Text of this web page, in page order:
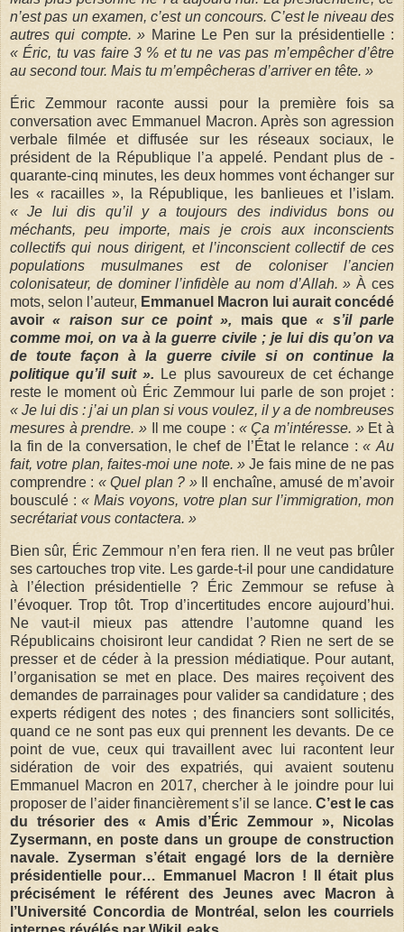
n’est pas un examen, c’est un concours. C’est le niveau des
autres qui compte. » ­Marine Le Pen sur la prési­dentielle :
« Éric, tu vas faire 3 % et tu ne vas pas ­m’empêcher d’être
au second tour. Mais tu m’empêcheras d’arriver en tête. »
Éric Zemmour raconte aussi pour la première fois sa
conversation avec Emmanuel Macron. Après son agression
verbale filmée et diffusée sur les réseaux sociaux, le
président de la République l’a appelé. Pendant plus de ­
quarante-cinq minutes, les deux hommes vont échanger sur
les « racailles », la République, les banlieues et l’islam.
« Je lui dis qu’il y a toujours des individus bons ou
méchants, peu ­importe, mais je crois aux inconscients
collectifs qui nous ­dirigent, et l’inconscient collectif de ces
populations musulmanes est de coloniser l’ancien
colonisateur, de dominer ­l’infidèle au nom d’Allah. » À ces
mots, selon l’auteur, ­Emmanuel Macron lui aurait concédé
avoir« raison sur ce point », mais que« s’il parle
comme moi, on va à la guerre ­civile ; je lui dis qu’on va
de toute façon à la guerre civile si on continue la
politique qu’il suit ». Le plus savoureux de cet échange
reste le moment où Éric Zemmour lui parle de son projet :
« Je lui dis : j’ai un plan si vous voulez, il y a de nombreuses
mesures à prendre. »
Il me coupe : « Ça m’intéresse. »Et à
la fin de la conversation, le chef de l’État le relance :« Au
fait, votre plan, faites-moi une note. » Je fais mine de ne pas
comprendre : « Quel plan ? »Il enchaîne, amusé de m’avoir
bousculé : « Mais voyons, votre plan sur l’immigration, mon
secrétariat vous contactera. »
Bien sûr, Éric Zemmour n’en fera rien. Il ne veut pas brûler
ses cartouches trop vite. Les garde-t-il pour une candi­dature
à l’élection présidentielle ? Éric Zemmour se refuse à
l’évoquer. Trop tôt. Trop d’incertitudes encore aujourd’hui.
Ne vaut-il mieux pas attendre l’automne quand les
Républicains choisiront leur candidat ? Rien ne sert de se
presser et de céder à la pression médiatique. Pour autant,
l’organisation se met en place. Des maires ­reçoivent des
demandes de parrainages pour valider sa candidature ; des
experts rédigent des notes ; des financiers sont sollicités,
quand ce ne sont pas eux qui prennent les ­devants. De ce
point de vue, ceux qui travaillent avec lui ­racontent leur
sidération de voir des expatriés, qui avaient soutenu
Emmanuel Macron en 2017, chercher à le joindre pour lui
proposer de l’aider financièrement s’il se lance. C’est le cas
du trésorier des « Amis d’Éric Zemmour », Nicolas
Zysermann, en poste dans un groupe de construction
navale. Zyserman s’était engagé lors de la dernière
présidentielle pour… Emmanuel Macron ! Il était plus
précisément le référent des Jeunes avec Macron à
l’Université Concordia de Montréal, selon les courriels